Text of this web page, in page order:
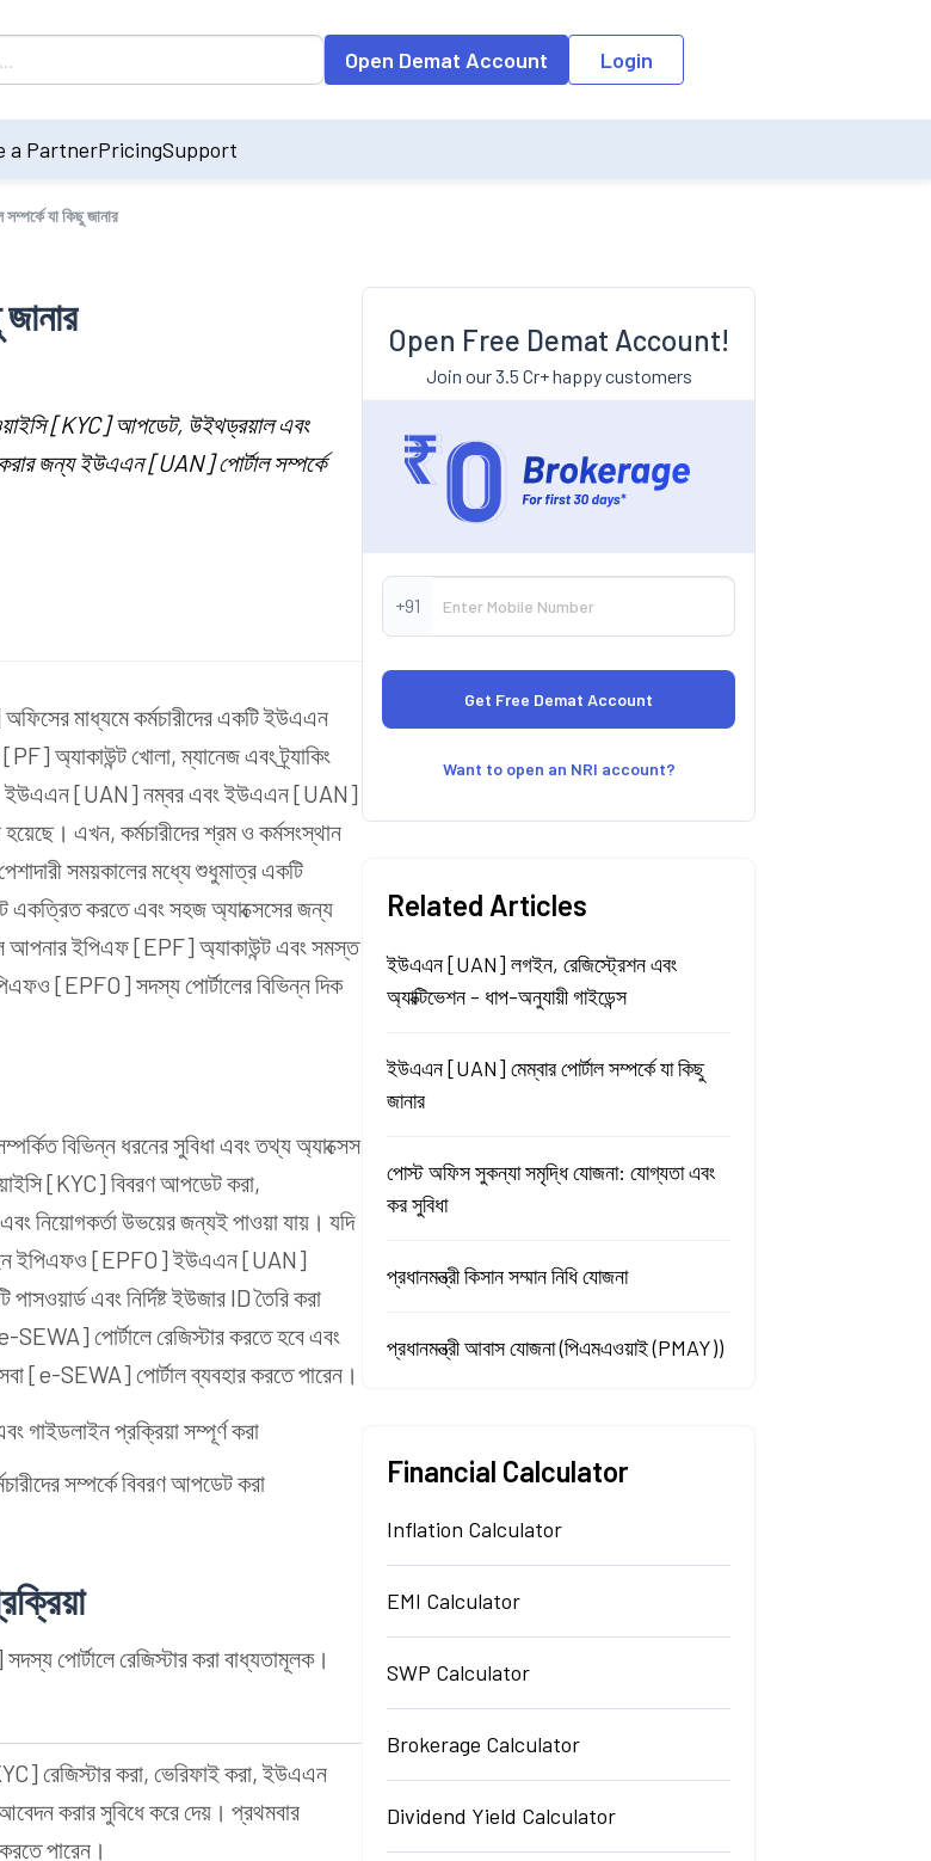
Open Demat Account Login
a PartnerPricingSupport
যা কিছু জানার
[KYC] আপডেট, উইথড্রয়াল এবং
করার জন্য ইউএএন [UAN] পোর্টাল সম্পর্কে
মাধ্যমে কর্মচারীদের একটি ইউএএন
অ্যাকাউন্ট খোলা, ম্যানেজ এবং ট্র্যাকিং
ইউএএন [UAN] নম্বর এবং ইউএএন [UAN]
এখন, কর্মচারীদের শ্রম ও কর্মসংস্থান
সময়কালের মধ্যে শুধুমাত্র একটি
করতে এবং সহজ অ্যাক্সেসের জন্য
আপনার ইপিএফ [EPF] অ্যাকাউন্ট এবং সমস্ত
[EPFO] সদস্য পোর্টালের বিভিন্ন দিক
বিভিন্ন ধরনের সুবিধা এবং তথ্য অ্যাক্সেস
[KYC] বিবরণ আপডেট করা,
নিয়োগকর্তা উভয়ের জন্যই পাওয়া যায়। যদি
ইপিএফও [EPFO] ইউএএন [UAN]
এবং নির্দিষ্ট ইউজার ID তৈরি করা
পোর্টালে রেজিস্টার করতে হবে এবং
[e-SEWA] পোর্টাল ব্যবহার করতে পারেন।
গাইডলাইন প্রক্রিয়া সম্পূর্ণ করা
সম্পর্কে বিবরণ আপডেট করা
পোর্টালে রেজিস্টার করা বাধ্যতামূলক।
রেজিস্টার করা, ভেরিফাই করা, ইউএএন
করার সুবিধে করে দেয়। প্রথমবার
পারেন।
Open Free Demat Account!
Join our 3.5 Cr+ happy customers
+91
Want to open an NRI account?
Related Articles
ইউএএন [UAN] লগইন, রেজিস্ট্রেশন এবং
অ্যাক্টিভেশন - ধাপ-অনুযায়ী গাইডেন্স
ইউএএন [UAN] মেম্বার পোর্টাল সম্পর্কে যা কিছু
জানার
পোস্ট অফিস সুকন্যা সমৃদ্ধি যোজনা: যোগ্যতা এবং
কর সুবিধা
প্রধানমন্ত্রী কিসান সম্মান নিধি যোজনা
প্রধানমন্ত্রী আবাস যোজনা (পিএমএওয়াই (PMAY))
Financial Calculator
Inflation Calculator
EMI Calculator
SWP Calculator
Brokerage Calculator
Dividend Yield Calculator